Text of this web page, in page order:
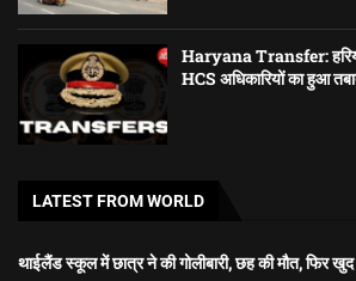
Haryana Transfer:
HCS अधिकारियों का हुआ
LATEST FROM WORLD
थाईलैंड स्कूल में छात्र ने की गोलीबारी, छह की मौत, फिर